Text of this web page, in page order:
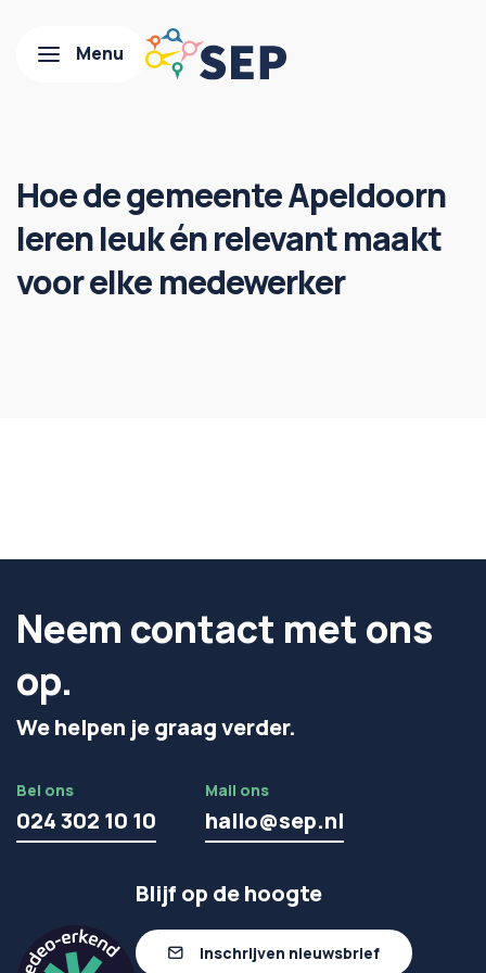
Hoe de gemeente Apeldoorn
leren leuk én relevant maakt
voor elke medewerker
Neem contact met ons
op.
We helpen je graag verder.
Bel ons
024 302 10 10
Mail ons
hallo@sep.nl
Blijf op de hoogte
Inschrijven nieuwsbrief